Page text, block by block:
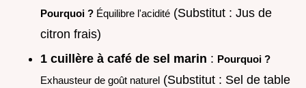
Pourquoi ? Équilibre l'acidité (Substitut : Jus de
citron frais)
1 cuillère à café de sel marin : Pourquoi ?
Exhausteur de goût naturel (Substitut : Sel de table